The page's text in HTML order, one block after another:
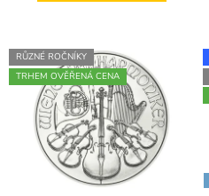
RŮZNÉ ROČNÍKY
TRHEM OVĚŘENÁ CENA